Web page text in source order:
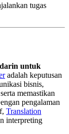
tugas
untuk
adalah keputusan
bisnis,
memastikan
pengalaman
Translation
interpreting